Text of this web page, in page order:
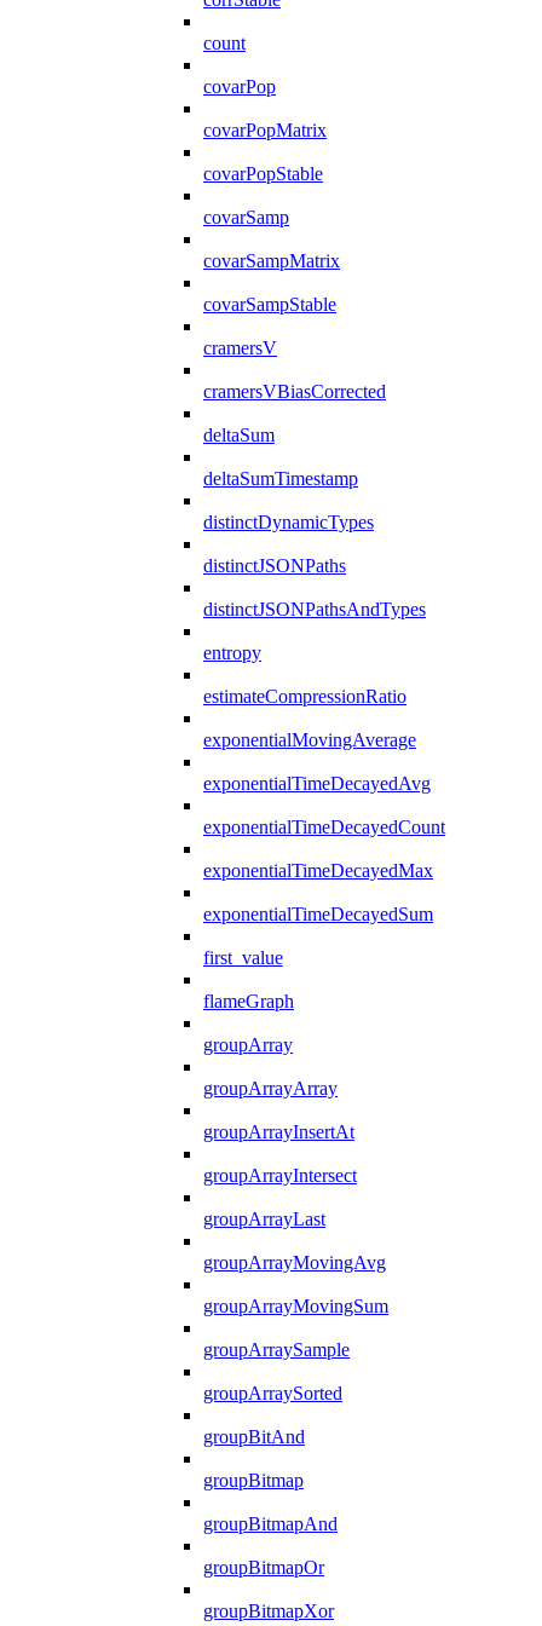
count
covarPop
covarPopMatrix
covarPopStable
covarSamp
covarSampMatrix
covarSampStable
cramersV
cramersVBiasCorrected
deltaSum
deltaSumTimestamp
distinctDynamicTypes
distinctJSONPaths
distinctJSONPathsAndTypes
entropy
estimateCompressionRatio
exponentialMovingAverage
exponentialTimeDecayedAvg
exponentialTimeDecayedCount
exponentialTimeDecayedMax
exponentialTimeDecayedSum
first_value
flameGraph
groupArray
groupArrayArray
groupArrayInsertAt
groupArrayIntersect
groupArrayLast
groupArrayMovingAvg
groupArrayMovingSum
groupArraySample
groupArraySorted
groupBitAnd
groupBitmap
groupBitmapAnd
groupBitmapOr
groupBitmapXor